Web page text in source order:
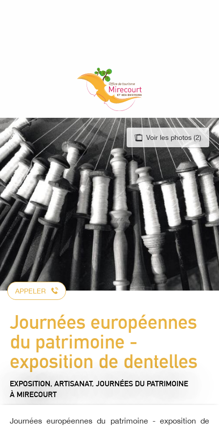
Voir les photos (2)
APPELER
Journées européennes
du patrimoine -
exposition de dentelles
EXPOSITION, ARTISANAT, JOURNÉES DU PATRIMOINE
À MIRECOURT
Journées européennes du patrimoine - exposition de